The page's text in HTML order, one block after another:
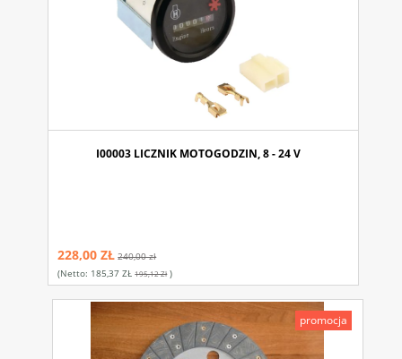
I00003 LICZNIK MOTOGODZIN, 8 - 24 V
228,00 ZŁ 240,00 zł
(netto: 185,37 ZŁ 195,12 Zł)
promocja